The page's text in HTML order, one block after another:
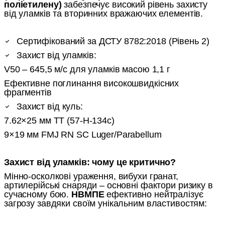
поліетилену) забезпечує високий рівень захисту
від уламків та вторинних вражаючих елементів.
Сертифікований за ДСТУ 8782:2018 (Рівень 2)
Захист від уламків:
V50 – 645,5 м/с для уламків масою 1,1 г
Ефективне поглинання високошвидкісних
фрагментів
Захист від куль:
7.62×25 мм ТТ (57-Н-134с)
9×19 мм FMJ RN SC Luger/Parabellum
Захист від уламків: чому це критично?
Мінно-осколкові ураження, вибухи гранат,
артилерійські снаряди – основні фактори ризику в
сучасному бою. НВМПЕефективно нейтралізує
загрозу завдяки своїм унікальним властивостям: